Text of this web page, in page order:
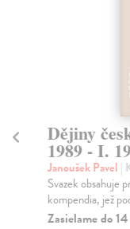
Dějiny
1989 - I.
Janoušek Pavel |
Svazek obsahuje
kompendia, jež
Zasielame do